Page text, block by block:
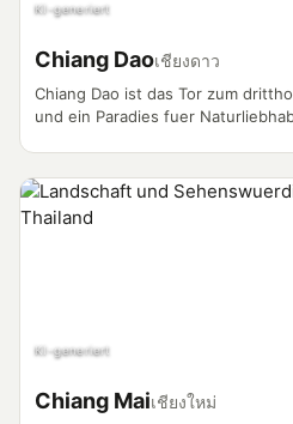
KI-generiert
Chiang Daoเชียงดาว
Chiang Dao ist das Tor zum
und ein Paradies fuer
einige der besten Wanderungen
KI-generiert
Chiang Maiเชียงใหม่